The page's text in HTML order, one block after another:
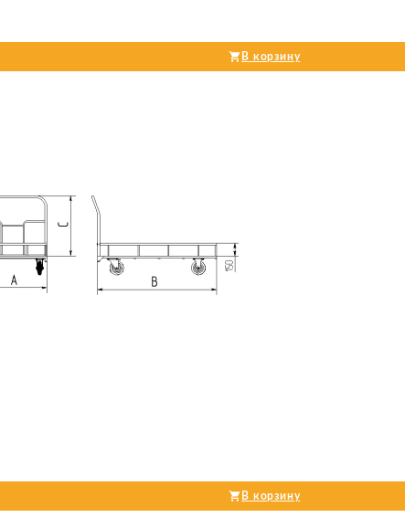
В корзину
В корзину